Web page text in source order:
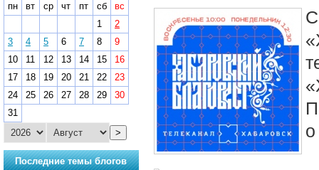
пн
вт ср чт пт сб
вс
1
2
3
4 5 6 7 8
9
10
11 12 13 14 15
16
17
18 19 20 21 22
23
24
25 26 27 28 29
30
31
>
Последние темы блогов